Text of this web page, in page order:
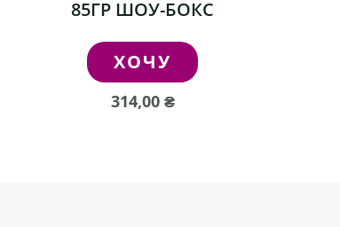
85ГР ШОУ-БОКС
ХОЧУ
314,00 ₴